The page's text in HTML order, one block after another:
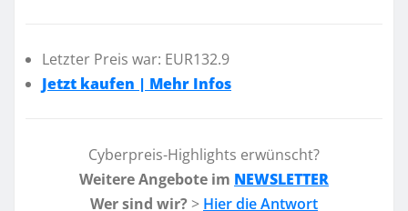
Letzter Preis war: EUR132.9
Jetzt kaufen | Mehr Infos
Cyberpreis-Highlights erwünscht?
Weitere Angebote im NEWSLETTER
Wer sind wir? > Hier die Antwort